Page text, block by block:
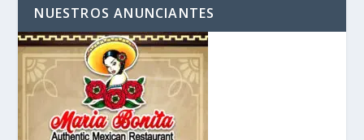
NUESTROS ANUNCIANTES